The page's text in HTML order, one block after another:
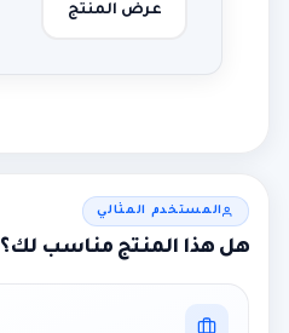
عرض المنتج
المستخدم المثالي
هل هذا المنتج مناسب لك؟